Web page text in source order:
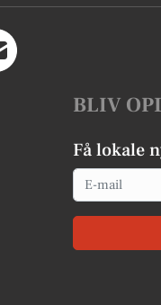
BLIV
Få lokale
Email